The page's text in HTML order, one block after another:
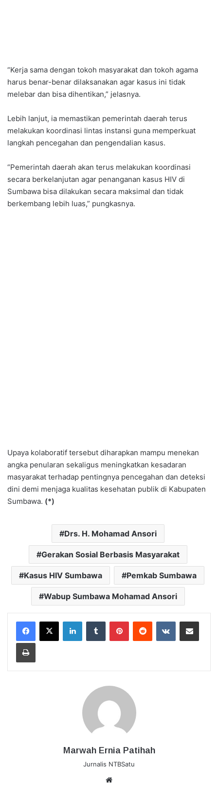
“Kerja sama dengan tokoh masyarakat dan tokoh agama
harus benar-benar dilaksanakan agar kasus ini tidak
melebar dan bisa dihentikan,” jelasnya.
Lebih lanjut, ia memastikan pemerintah daerah terus
melakukan koordinasi lintas instansi guna memperkuat
langkah pencegahan dan pengendalian kasus.
“Pemerintah daerah akan terus melakukan koordinasi
secara berkelanjutan agar penanganan kasus HIV di
Sumbawa bisa dilakukan secara maksimal dan tidak
berkembang lebih luas,” pungkasnya.
Upaya kolaboratif tersebut diharapkan mampu menekan
angka penularan sekaligus meningkatkan kesadaran
masyarakat terhadap pentingnya pencegahan dan deteksi
dini demi menjaga kualitas kesehatan publik di Kabupaten
Sumbawa. (*)
Drs. H. Mohamad Ansori
Gerakan Sosial Berbasis Masyarakat
Kasus HIV Sumbawa Pemkab Sumbawa
Wabup Sumbawa Mohamad Ansori
LinkedInTumblr PinterestReddit VKontakteBagikan Lewat Email
Cetak
Marwah Ernia Patihah
Jurnalis NTBSatu